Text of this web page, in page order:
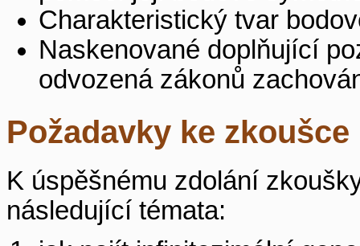
Charakteristický tvar
Naskenované doplňující
odvozená zákonů
Požadavky ke zkoušce
K úspěšnému zdolání
následující témata: